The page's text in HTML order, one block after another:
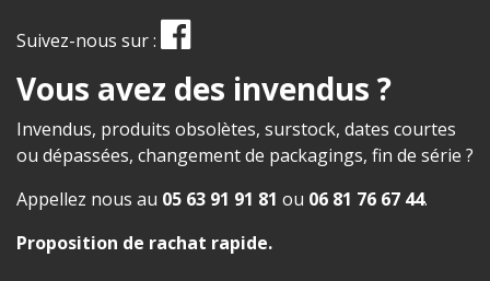
Suivez-nous sur :
Vous avez des invendus ?
Invendus, produits obsolètes, surstock, dates courtes
ou dépassées, changement de packagings, fin de série ?
Appellez nous au 05 63 91 91 81 ou 06 81 76 67 44.
Proposition de rachat rapide.